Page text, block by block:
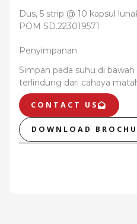
Dus, 5 strip @ 10 kapsul
POM SD.223019571
Penyimpanan
Simpan pada suhu di
terlindung dari cahaya
CONTACT US
DOWNLOAD